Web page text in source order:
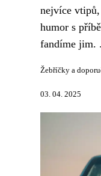
nejvíce
humor s
fandíme jim.
Žebříčky a
03. 04. 2025